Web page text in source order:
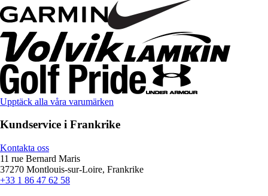
Upptäck alla våra varumärken
Kundservice i Frankrike
Kontakta oss
11 rue Bernard Maris
37270 Montlouis-sur-Loire, Frankrike
+33 1 86 47 62 58